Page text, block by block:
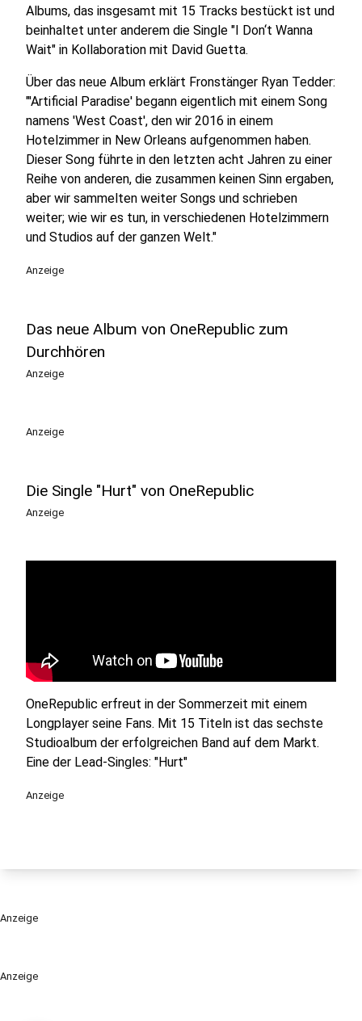
Anzeige
Albums, das insgesamt mit 15 Tracks bestückt ist und
beinhaltet unter anderem die Single "I Don‘t Wanna
Wait" in Kollaboration mit David Guetta.
Über das neue Album erklärt Fronstänger Ryan Tedder:
"'Artificial Paradise' begann eigentlich mit einem Song
namens 'West Coast', den wir 2016 in einem
Hotelzimmer in New Orleans aufgenommen haben.
Dieser Song führte in den letzten acht Jahren zu einer
Reihe von anderen, die zusammen keinen Sinn ergaben,
aber wir sammelten weiter Songs und schrieben
weiter; wie wir es tun, in verschiedenen Hotelzimmern
und Studios auf der ganzen Welt."
Anzeige
Das neue Album von OneRepublic zum
Durchhören
Anzeige
Anzeige
Die Single "Hurt" von OneRepublic
Anzeige
OneRepublic erfreut in der Sommerzeit mit einem
Longplayer seine Fans. Mit 15 Titeln ist das sechste
Studioalbum der erfolgreichen Band auf dem Markt.
Eine der Lead-Singles: "Hurt"
Anzeige
Anzeige